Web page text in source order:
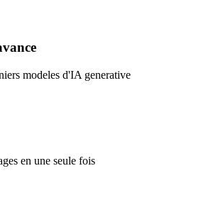
modeles d'IA generative
en une seule fois